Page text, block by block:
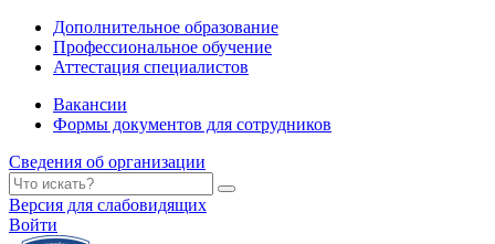
Дополнительное образование
Профессиональное обучение
Аттестация специалистов
Вакансии
Формы документов для сотрудников
Сведения об организации
Версия для слабовидящих
Войти